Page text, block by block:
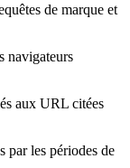
de marque et
navigateurs
aux URL citées
par les périodes de